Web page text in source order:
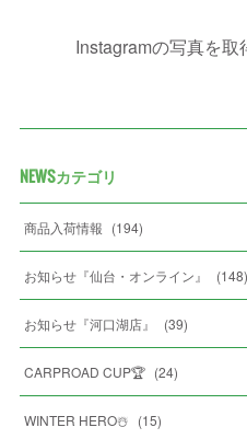
Instagramの写真を取
NEWSカテゴリ
商品入荷情報 (194)
お知らせ『仙台・オンライン』 (148)
お知らせ『河口湖店』 (39)
CARPROAD CUP🏆 (24)
WINTER HERO☃️ (15)